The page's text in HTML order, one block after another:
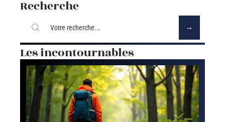
Recherche
Les incontournables